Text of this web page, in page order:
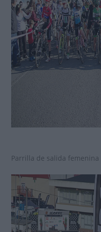
Parrilla de salida femenina